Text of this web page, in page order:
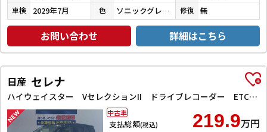
車検 2029年7月 色 ソニックグレーパール 修復 無
お問い合わせ 詳細はこちら
日産 セレナ
ハイウェイスター VセレクションII ドライブレコーダー ETC 全周囲カメラ ナビ TV クリアランスソナー オートクルーズコントロール パークアシスト 衝突被害軽減システム 両側電動スライドドア オートライト LEDヘッドランプ
支払総額(税込) 219.9万円
中古車